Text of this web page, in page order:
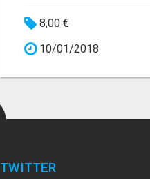
8,00 €
10/01/2018
TWITTER